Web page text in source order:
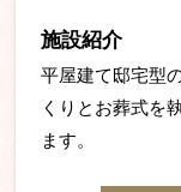
施設紹介
平屋建て邸宅型
くりとお葬式を
ます。